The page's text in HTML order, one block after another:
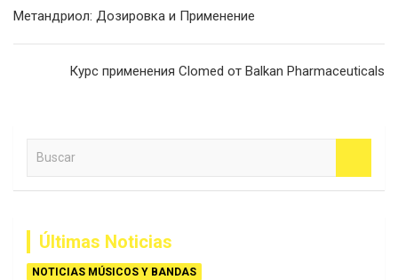
entradas
Метандриол: Дозировка и Применение
Курс применения Clomed от Balkan Pharmaceuticals
Últimas Noticias
NOTICIAS MÚSICOS Y BANDAS